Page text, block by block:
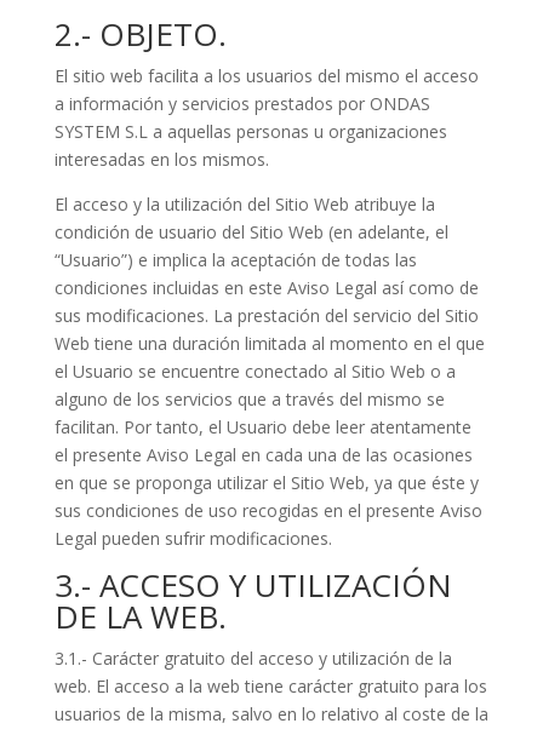
2.- OBJETO.
El sitio web facilita a los usuarios del mismo el acceso
a información y servicios prestados por ONDAS
SYSTEM S.L a aquellas personas u organizaciones
interesadas en los mismos.
El acceso y la utilización del Sitio Web atribuye la
condición de usuario del Sitio Web (en adelante, el
“Usuario”) e implica la aceptación de todas las
condiciones incluidas en este Aviso Legal así como de
sus modificaciones. La prestación del servicio del Sitio
Web tiene una duración limitada al momento en el que
el Usuario se encuentre conectado al Sitio Web o a
alguno de los servicios que a través del mismo se
facilitan. Por tanto, el Usuario debe leer atentamente
el presente Aviso Legal en cada una de las ocasiones
en que se proponga utilizar el Sitio Web, ya que éste y
sus condiciones de uso recogidas en el presente Aviso
Legal pueden sufrir modificaciones.
3.- ACCESO Y UTILIZACIÓN
DE LA WEB.
3.1.- Carácter gratuito del acceso y utilización de la
web. El acceso a la web tiene carácter gratuito para los
usuarios de la misma, salvo en lo relativo al coste de la